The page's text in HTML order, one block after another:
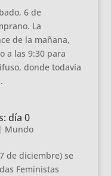
6 de
La
de la mañana,
a las 9:30 para
donde todavía
día 0
Mundo
de diciembre) se
Feministas